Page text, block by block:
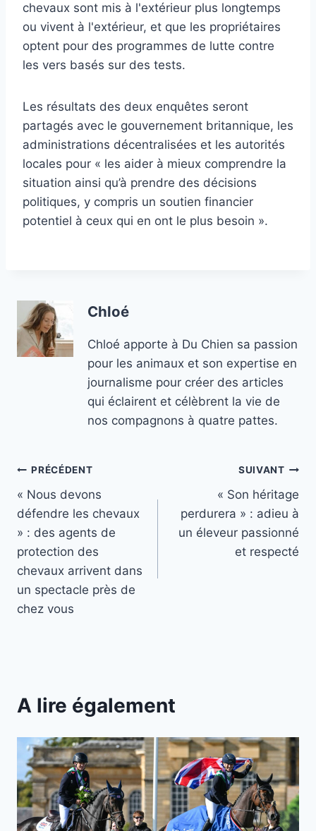
chevaux sont mis à l'extérieur plus longtemps
ou vivent à l'extérieur, et que les propriétaires
optent pour des programmes de lutte contre
les vers basés sur des tests.
Les résultats des deux enquêtes seront
partagés avec le gouvernement britannique, les
administrations décentralisées et les autorités
locales pour « les aider à mieux comprendre la
situation ainsi qu’à prendre des décisions
politiques, y compris un soutien financier
potentiel à ceux qui en ont le plus besoin ».
Chloé
Chloé apporte à Du Chien sa passion
pour les animaux et son expertise en
journalisme pour créer des articles
qui éclairent et célèbrent la vie de
nos compagnons à quatre pattes.
Navigation
de
l’article
PRÉCÉDENT
« Nous devons
défendre les chevaux
» : des agents de
protection des
chevaux arrivent dans
un spectacle près de
chez vous
SUIVANT
« Son héritage
perdurera » : adieu à
un éleveur passionné
et respecté
A lire également